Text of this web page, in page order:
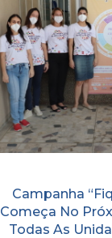
Campanha
Começa No
Todas As